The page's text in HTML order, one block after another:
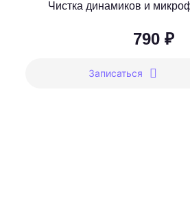
Чистка динамиков и
790 ₽
Записаться